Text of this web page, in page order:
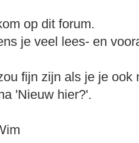
op dit forum.
je veel lees- en
fijn zijn als je je ook
'Nieuw hier?'.